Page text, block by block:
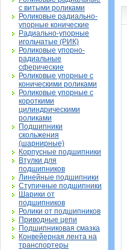
с витыми роликами
Роликовые радиально-
упорные конические
Радиально-упорные
игольчатые (РИК)
Роликовые упорно-
радиальные
сферические
Роликовые упорные с
коническими роликами
Роликовые упорные с
короткими
цилиндрическими
роликами
Подшипники
скольжения
(шарнирные)
Корпусные подшипники
Втулки для
подшипников
Линейные подшипники
Ступичные подшипники
Шарики от
подшипников
Ролики от подшипников
Приводные цепи
Подшипниковая смазка
Конвейерная лента на
транспортеры